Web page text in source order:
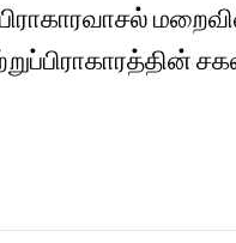
பிராகாரவாசல்